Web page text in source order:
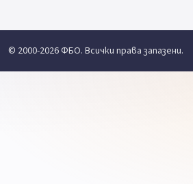
© 2000-2026 ФБО. Всички права запазени.